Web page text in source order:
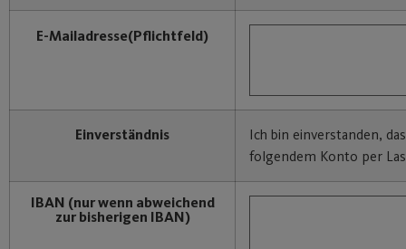
E-Mailadresse(Pflichtfeld)
Einverständnis
Ich bin einverstanden,
folgendem Konto per
IBAN (nur wenn abweichend
zur bisherigen IBAN)